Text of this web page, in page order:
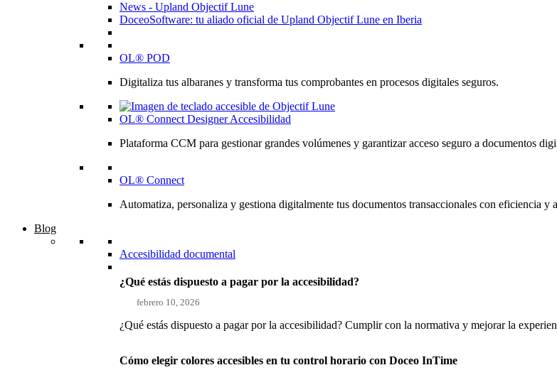
News - Upland Objectif Lune
DoceoSoftware: tu aliado oficial de Upland Objectif Lune en Iberia
OL® POD
Digitaliza tus albaranes y transforma tus comprobantes en procesos digitales seguros.
OL® Connect Designer Accesibilidad
Plataforma CCM para gestionar grandes volúmenes y garantizar acceso seguro a documentos
OL® Connect
Automatiza, personaliza y gestiona digitalmente tus documentos transaccionales con eficiencia y
Blog
Accesibilidad documental
¿Qué estás dispuesto a pagar por la accesibilidad?
febrero 10, 2026
¿Qué estás dispuesto a pagar por la accesibilidad? Cumplir con la normativa y mejorar la
Cómo elegir colores accesibles en tu control horario con Doceo InTime